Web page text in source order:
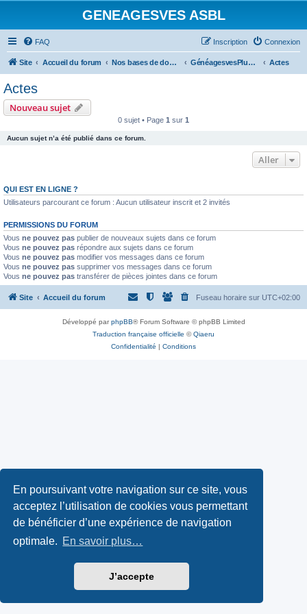
En poursuivant votre navigation sur ce site, vous
acceptez l’utilisation de cookies vous permettant
de bénéficier d’une expérience de navigation
optimale. En savoir plus…
J’accepte
GENEAGESVES ASBL
FAQ Connexion
Inscription
Site Accueil du forum Nos bases de données et notre bibliothèque GénéagesvesPlus (photos de documents) Actes
Actes
Nouveau sujet
0 sujet • Page 1 sur 1
Aucun sujet n’a été publié dans ce forum.
Aller
QUI EST EN LIGNE ?
Utilisateurs parcourant ce forum : Aucun utilisateur inscrit et 2 invités
PERMISSIONS DU FORUM
Vous ne pouvez pas publier de nouveaux sujets dans ce forum
Vous ne pouvez pas répondre aux sujets dans ce forum
Vous ne pouvez pas modifier vos messages dans ce forum
Vous ne pouvez pas supprimer vos messages dans ce forum
Vous ne pouvez pas transférer de pièces jointes dans ce forum
Site Accueil du forum Fuseau horaire sur UTC+02:00
Développé parphpBB® Forum Software © phpBB Limited
Traduction française officielle ©Qiaeru
Confidentialité | Conditions